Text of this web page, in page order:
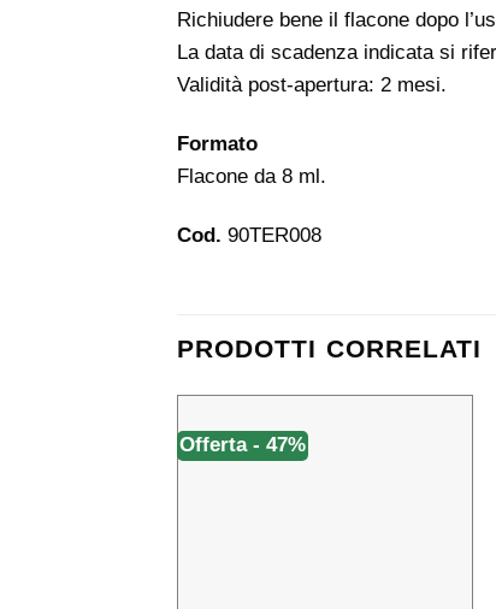
Richiudere bene il flacone dopo
La data di scadenza indicata si
Validità post-apertura: 2 mesi.
Formato
Flacone da 8 ml.
Cod. 90TER008
PRODOTTI CORRELATI
Offerta - 47%